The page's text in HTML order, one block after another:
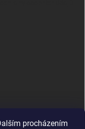
procházením